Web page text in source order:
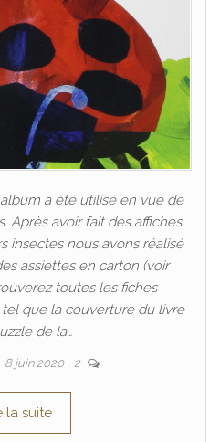
a été utilisé en vue de
Après avoir fait des affiches
insectes nous avons réalisé
assiettes en carton (voir
toutes les fiches
tel que la couverture du livre
de la…
8 juin 2020 2
la suite